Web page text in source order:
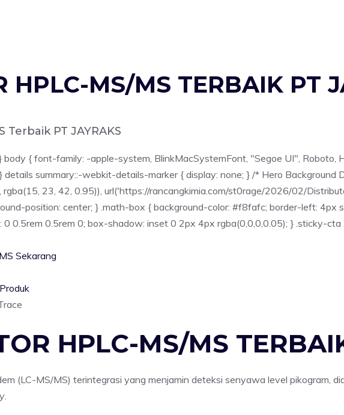
HPLC-MS/MS TERBAIK PT
PT JAYRAKS
body { font-family: -apple-system, BlinkMacSystemFont, "Segoe UI", Roboto,
details summary::-webkit-details-marker { display: none; } /* Hero Background
23, 42, 0.95)), url('https://rancangkimia.com/st0rage/2026/02/
position: center; } .math-box { background-color: #f8fafc; border-left: 4px
0 0.5rem 0.5rem 0; box-shadow: inset 0 2px 4px rgba(0,0,0,0.05); } .sticky-
Sekarang
Produk
HPLC-MS/MS
(LC-MS/MS) terintegrasi yang menjamin deteksi senyawa level pikogram,
.